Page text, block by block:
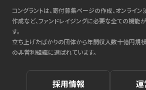
コングラントは、寄付募集ページの作成、オンライン
作成など、ファンドレイジングに必要な全ての機能
す。
立ち上げたばかりの団体から年間収入数十億円規
の非営利組織に選ばれています。
採用情報 運